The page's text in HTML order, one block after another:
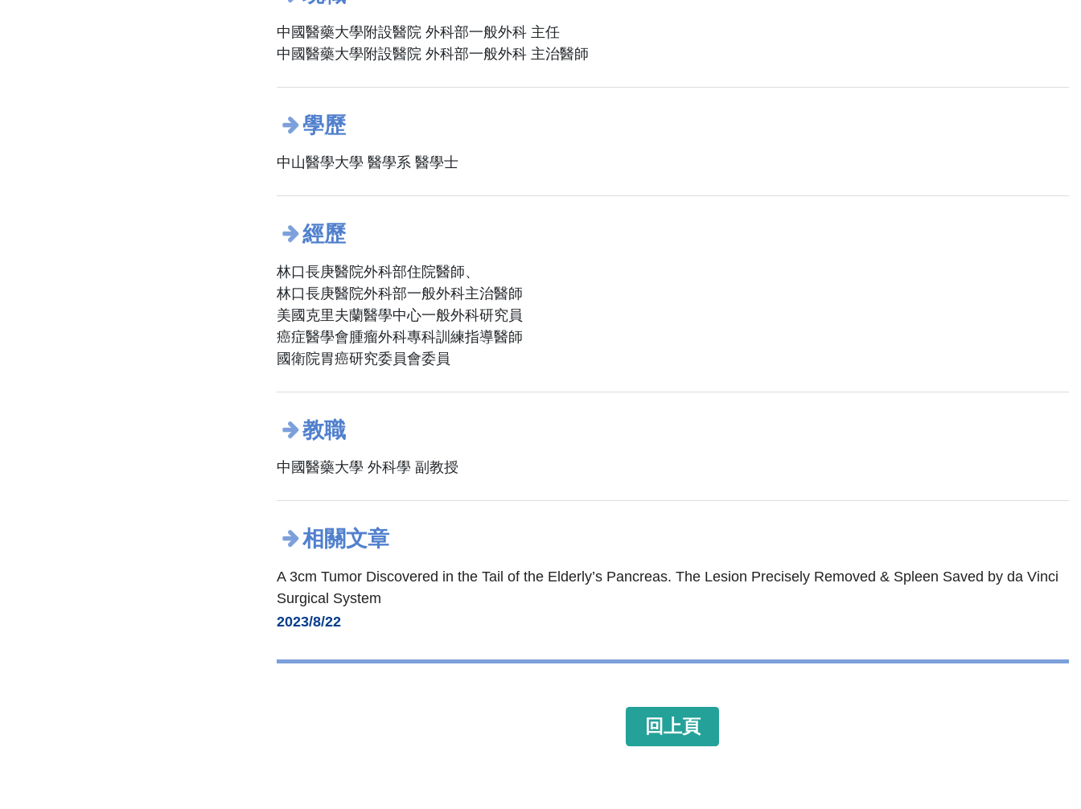
中國醫藥大學附設醫院 外科部一般外科 主任
中國醫藥大學附設醫院 外科部一般外科 主治醫師
學歷
中山醫學大學 醫學系 醫學士
經歷
林口長庚醫院外科部住院醫師、
林口長庚醫院外科部一般外科主治醫師
美國克里夫蘭醫學中心一般外科研究員
癌症醫學會腫瘤外科專科訓練指導醫師
國衛院胃癌研究委員會委員
教職
中國醫藥大學 外科學 副教授
相關文章
A 3cm Tumor Discovered in the Tail of the Elderly’s Pancreas. The Lesion Precisely Removed & Spleen Saved by da Vinci
Surgical System
2023/8/22
回上頁